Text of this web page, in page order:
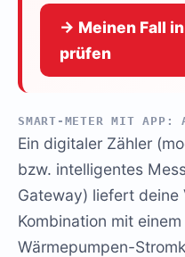
→ Meinen Fall
prüfen
SMART-METER MIT APP:
Ein digitaler Zähler
bzw. intelligentes
Gateway) liefert
Kombination mit
Wärmepumpen-